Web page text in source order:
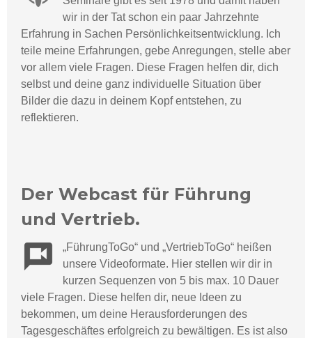
wir in der Tat schon ein paar Jahrzehnte
Erfahrung in Sachen Persönlichkeitsentwicklung. Ich
teile meine Erfahrungen, gebe Anregungen, stelle aber
vor allem viele Fragen. Diese Fragen helfen dir, dich
selbst und deine ganz individuelle Situation über
Bilder die dazu in deinem Kopf entstehen, zu
reflektieren.
Der Webcast für Führung
und Vertrieb.
„FührungToGo“ und „VertriebToGo“ heißen
unsere Videoformate. Hier stellen wir dir in
kurzen Sequenzen von 5 bis max. 10 Dauer
viele Fragen. Diese helfen dir, neue Ideen zu
bekommen, um deine Herausforderungen des
Tagesgeschäftes erfolgreich zu bewältigen. Es ist also